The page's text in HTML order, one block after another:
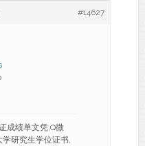
#14627
成绩单文凭,Q微
学研究生学位证书,